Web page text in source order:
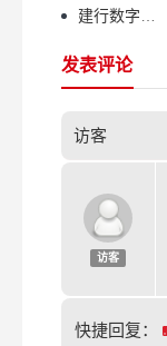
建行数字货币蓝筹，普通人能参与吗？
发表评论
访客
快捷回复：